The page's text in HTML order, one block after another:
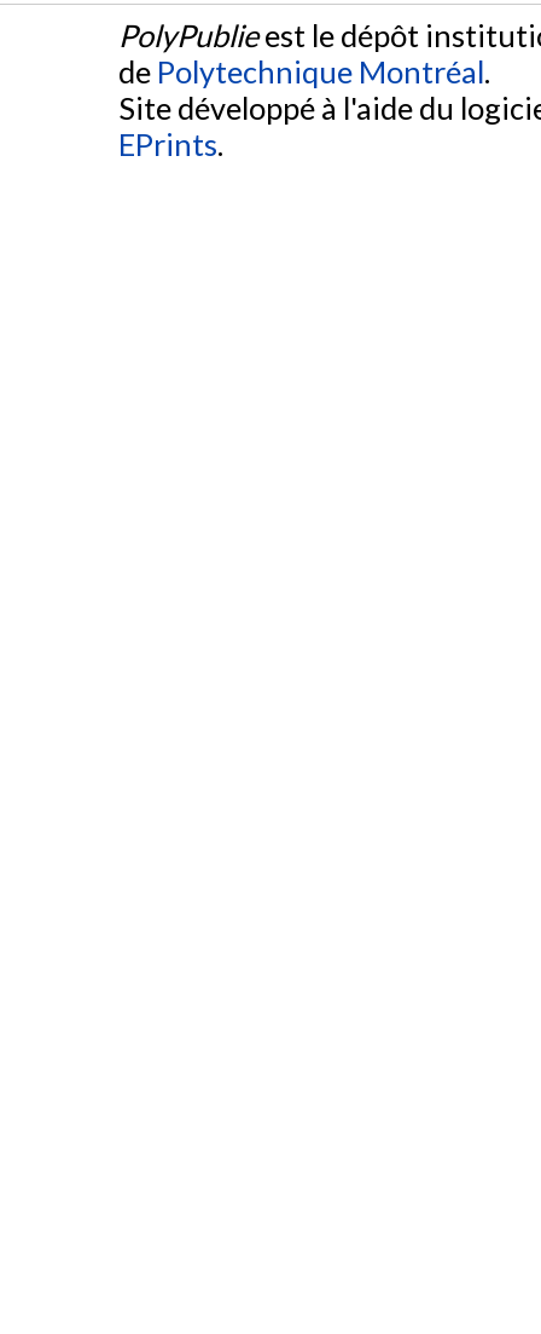
PolyPublieest le dépôt
de Polytechnique Montréal.
Site développé à l'aide du
EPrints.